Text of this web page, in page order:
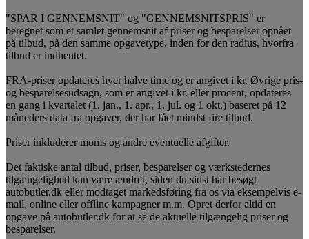
"SPAR I GENNEMSNIT" og "GENNEMSNITSPRIS" er
beregnet som et samlet gennemsnit af priser og besparelser opnået
på tilbud, på den samme opgavetype, inden for den radius, hvorfra
tilbud er indhentet.
FRA-priser opdateres hver halve time og er angivet i kr. Øvrige pris-
og besparelsesudsagn, som er angivet i kr. eller procent, opdateres
en gang i kvartalet (1. jan., 1. apr., 1. jul. og 1 okt.) baseret på 12
måneders data fra opgaver, der har fået mindst fire tilbud.
Priser inkluderer moms og andre eventuelle afgifter.
Det faktiske antal tilbud, priser, besparelser og værkstedernes
tilgængelighed kan være ændret, siden du sidst har besøgt
autobutler.dk eller modtaget markedsføring fra os via eksempelvis e-
mail, online eller offline kampagner m.m. Opret derfor altid en
opgave på autobutler.dk for at se de aktuelle tilgængelig priser og
besparelser.